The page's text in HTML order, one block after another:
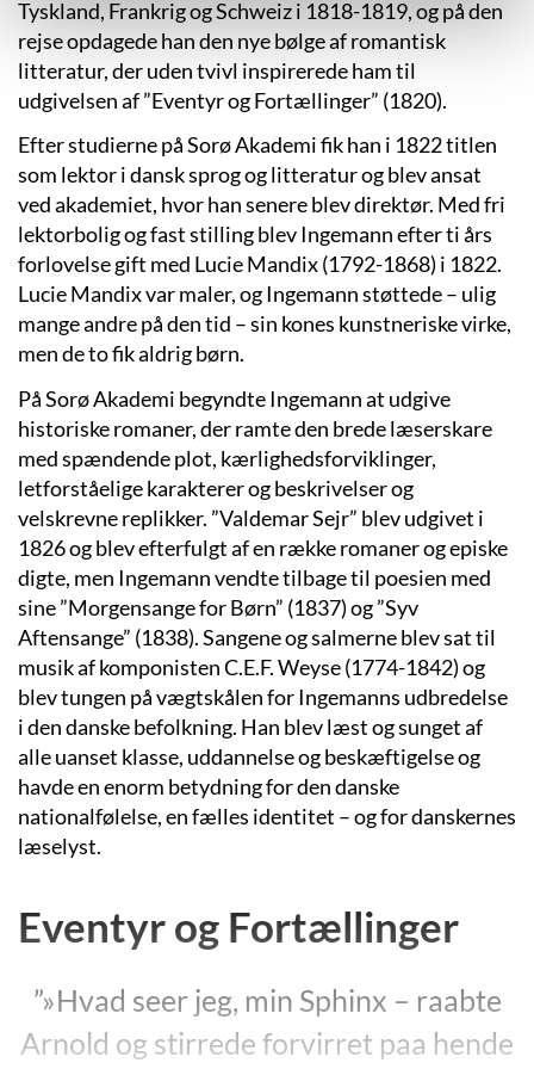
Tyskland, Frankrig og Schweiz i 1818-1819, og på den
rejse opdagede han den nye bølge af romantisk
litteratur, der uden tvivl inspirerede ham til
udgivelsen af ”Eventyr og Fortællinger” (1820).
Efter studierne på Sorø Akademi fik han i 1822 titlen
som lektor i dansk sprog og litteratur og blev ansat
ved akademiet, hvor han senere blev direktør. Med fri
lektorbolig og fast stilling blev Ingemann efter ti års
forlovelse gift med Lucie Mandix (1792-1868) i 1822.
Lucie Mandix var maler, og Ingemann støttede – ulig
mange andre på den tid – sin kones kunstneriske virke,
men de to fik aldrig børn.
På Sorø Akademi begyndte Ingemann at udgive
historiske romaner, der ramte den brede læserskare
med spændende plot, kærlighedsforviklinger,
letforståelige karakterer og beskrivelser og
velskrevne replikker. ”Valdemar Sejr” blev udgivet i
1826 og blev efterfulgt af en række romaner og episke
digte, men Ingemann vendte tilbage til poesien med
sine ”Morgensange for Børn” (1837) og ”Syv
Aftensange” (1838). Sangene og salmerne blev sat til
musik af komponisten C.E.F. Weyse (1774-1842) og
blev tungen på vægtskålen for Ingemanns udbredelse
i den danske befolkning. Han blev læst og sunget af
alle uanset klasse, uddannelse og beskæftigelse og
havde en enorm betydning for den danske
nationalfølelse, en fælles identitet – og for danskernes
læselyst.
Eventyr og Fortællinger
”»Hvad seer jeg, min Sphinx – raabte
Arnold og stirrede forvirret paa hende